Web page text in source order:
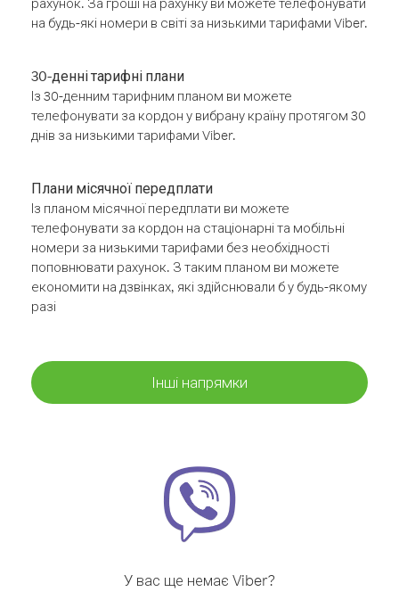
на будь-які номери в світі за низькими тарифами Viber.
30-денні тарифні плани
Із 30-денним тарифним планом ви можете
телефонувати за кордон у вибрану країну протягом 30
днів за низькими тарифами Viber.
Плани місячної передплати
Із планом місячної передплати ви можете
телефонувати за кордон на стаціонарні та мобільні
номери за низькими тарифами без необхідності
поповнювати рахунок. З таким планом ви можете
економити на дзвінках, які здійснювали б у будь-якому
разі
Інші напрямки
У вас ще немає Viber?